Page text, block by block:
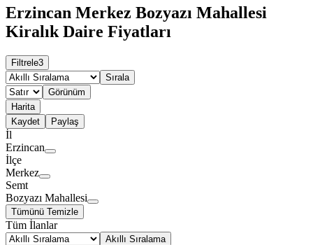
Erzincan Merkez Bozyazı Mahallesi
Kiralık Daire Fiyatları
Filtrele3
Sırala
Görünüm
Harita
Kaydet
Paylaş
İl
Erzincan
İlçe
Merkez
Semt
Bozyazı Mahallesi
Tümünü Temizle
Tüm İlanlar
Akıllı Sıralama